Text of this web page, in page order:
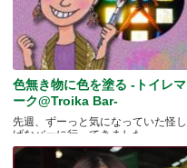
色無き物に色を塗る -トイレマ
ーク@Troika Bar-
先週、ずーっと気になっていた怪し
げなバーに行ってきました.....